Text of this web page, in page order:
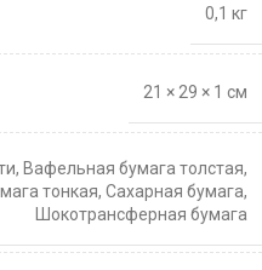
0,1 кг
21 × 29 × 1 см
, Вафельная бумага толстая,
тонкая, Сахарная бумага,
Шокотрансферная бумага